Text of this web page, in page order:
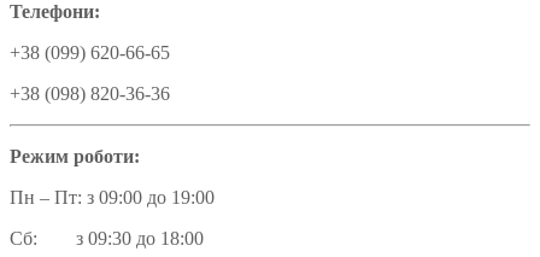
Телефони:
+38 (099) 620-66-65
+38 (098) 820-36-36
Режим роботи:
Пн – Пт: з 09:00 до 19:00
Сб: з 09:30 до 18:00